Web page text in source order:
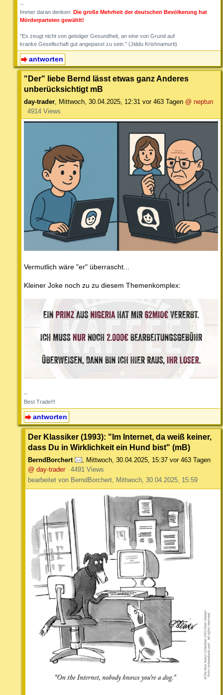
--
Immer daran denken: Die große Mehrheit der deutschen Bevölkerung hat
Mörderparteien gewählt!
"Es zeugt nicht von geistiger Gesundheit, an eine von Grund auf
kranke Gesellschaft gut angepasst zu sein." (Jiddu Krishnamurti)
antworten
"Der" liebe Bernd lässt etwas ganz Anderes
unberücksichtigt mB
day-trader, Mittwoch, 30.04.2025, 12:31 vor 463 Tagen @ neptun
4914 Views
Vermutlich wäre "er" überrascht...
Kleiner Joke noch zu zu diesem Themenkomplex:
--
Best Trade!!!
antworten
Der Klassiker (1993): "Im Internet, da weiß keiner,
dass Du in Wirklichkeit ein Hund bist" (mB)
BerndBorchert , Mittwoch, 30.04.2025, 15:37 vor 463 Tagen
@ day-trader
4491 Views
bearbeitet von BerndBorchert, Mittwoch, 30.04.2025, 15:59